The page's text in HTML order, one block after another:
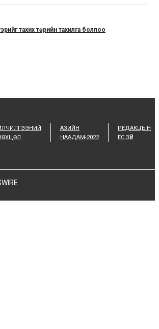
тахих төрийн тахилга боллоо
АЗИЙН
НААДАМ-2022
РЕДАКЦЫН
ЁС ЗҮЙ